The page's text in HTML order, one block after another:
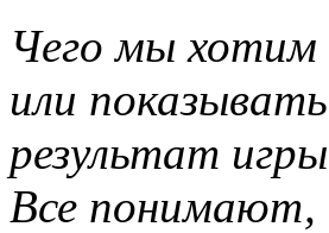
Чего мы хотим
или
результат
Все